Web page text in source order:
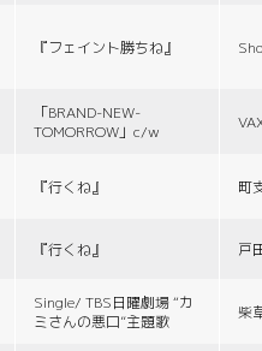
『フェイント勝ちね』
「BRAND-NEW-
TOMORROW」c/w
『行くね』 町
『行くね』 戸
Single/ TBS日曜劇場 “カ
ミさんの悪口”主題歌
柴